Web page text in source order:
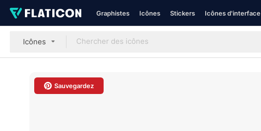
Graphistes Icônes Stickers Icônes d'interface
Icônes
Sauvegardez